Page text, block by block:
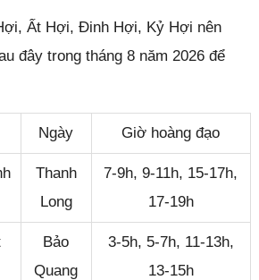
Ất Hợi, Đinh Hợi, Kỷ Hợi nên
đây trong tháng 8 năm 2026 để
Ngày Giờ hoàng đạo
Thanh
Long
7-9h, 9-11h, 15-17h,
17-19h
Bảo
Quang
3-5h, 5-7h, 11-13h,
13-15h